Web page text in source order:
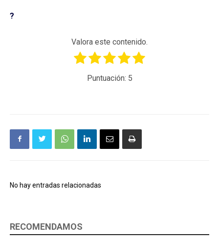
?
Valora este contenido.
Puntuación: 5
No hay entradas relacionadas
RECOMENDAMOS